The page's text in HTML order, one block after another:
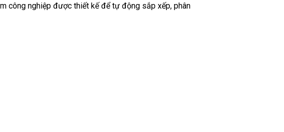
công nghiệp được thiết kế để tự động sắp xếp, phân